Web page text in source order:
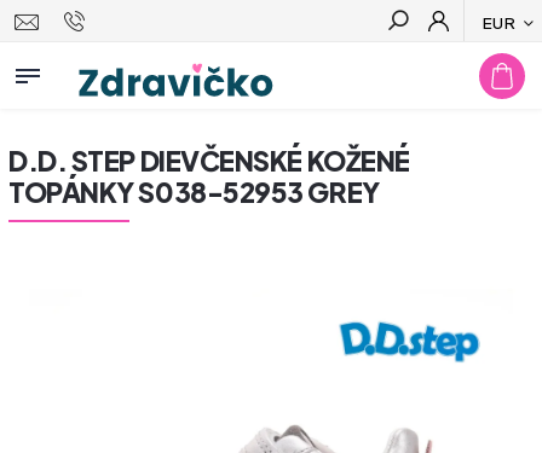
EUR
Hľadať
D.D. STEP DIEVČENSKÉ KOŽENÉ
TOPÁNKY S038-52953 GREY